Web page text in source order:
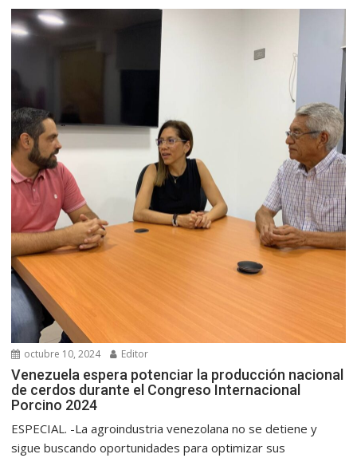
octubre 10, 2024 Editor
Venezuela espera potenciar la producción nacional
de cerdos durante el Congreso Internacional
Porcino 2024
ESPECIAL. -La agroindustria venezolana no se detiene y
sigue buscando oportunidades para optimizar sus